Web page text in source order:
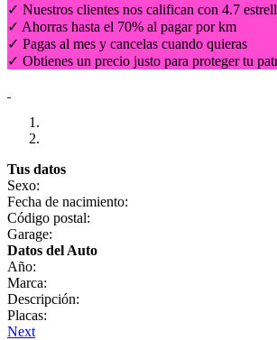
✓ Nuestros clientes nos califican con 4.7
✓ Ahorras hasta el 70% al pagar por km
✓ Pagas al mes y cancelas cuando quieras
✓ Obtienes un precio justo para proteger tu
Tus datos
Sexo:
Fecha de nacimiento:
Código postal:
Garage:
Datos del Auto
Año:
Marca:
Descripción:
Placas:
Next